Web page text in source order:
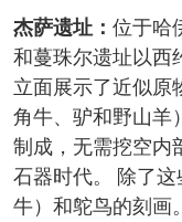
杰萨遗址： 位于哈
和蔓珠尔遗址以西
立面展示了近似原
角牛、驴和野山羊
制成，无需挖空内
石器时代。 除了
牛）和鸵鸟的刻画